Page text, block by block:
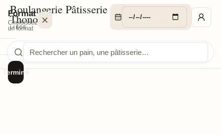
Boulangerie Pâtisserie
Thonon
LIÈGE
Format
Choisissez
un format
Terminé